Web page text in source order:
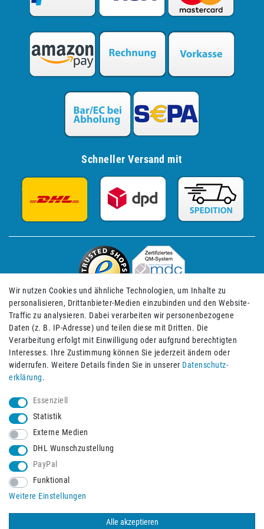
Schneller Versand mit
Impressum Daten­schutz­erklärung AGB
© 2026 Burbach+Goetz Deutsche Sanitätshaus GmbH
Wir nutzen Cookies und ähnliche Technologien, um Inhalte zu
personalisieren, Drittanbieter-Medien einzubinden und den Website-
Traffic zu analysieren. Dabei verarbeiten wir personenbezogene
Daten (z. B. IP-Adresse) und teilen diese mit Dritten. Die
Verarbeitung erfolgt mit Einwilligung oder aufgrund berechtigten
Interesses. Ihre Zustimmung können Sie jederzeit ändern oder
widerrufen. Weitere Details finden Sie in unserer Daten­schutz­
erklärung.
Essenziell
Statistik
Externe Medien
DHL Wunschzustellung
PayPal
Funktional
Weitere Einstellungen
Alle akzeptieren